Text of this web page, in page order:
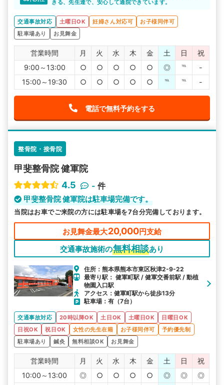
きる、先生達で、安心して通院できています。
交通事故対応 土曜日OK 妊婦さん対応可
お子様同伴可
駐車場あり
お見舞金
営業時間 月 火 水 木 金 土 日
祝
9:00～13:00
○ ○ ○ ○ ○ ◎ ℡
-
15:00～19:30
○ ○ ○ ○ ○ ℡ ℡ -
電話で無料予約をする
整骨院・接骨院
甲斐整骨院 健軍院
4.5
- 件
甲斐整骨院 健軍院は駐車場完備です。
当院はお車でご来院の方には駐車場を7台分完備しております。
お見舞金最大20,000円支給
交通事故施術の無料相談あり
住所：熊本県熊本市東区秋津2-9-22
最寄り駅： 健軍町駅 / 健軍交番前駅 / 動植
物園入口駅
アクセス：健軍町駅から徒歩13分
駐車場：有（7台）
交通事故対応 20時以降OK 土日OK 土曜日OK
日曜日OK
日祝OK
祝日OK 女性の先生在籍 お子様同伴可
予約優先制
駐車場あり
鍼灸 無料相談OK お見舞金
営業時間 月 火 水 木 金 土 日
祝
10:00～13:00
◎ ○ ○ ○ ○ ◎ ◎
◎